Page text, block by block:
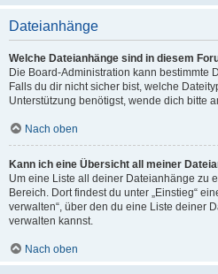
Dateianhänge
Welche Dateianhänge sind in diesem
Die Board-Administration kann bestimmte
Falls du dir nicht sicher bist, welche
Unterstützung benötigst, wende dich bitte
Nach oben
Kann ich eine Übersicht all meiner
Um eine Liste all deiner Dateianhänge zu
Bereich. Dort findest du unter „Einstieg“
verwalten“, über den du eine Liste deiner
verwalten kannst.
Nach oben